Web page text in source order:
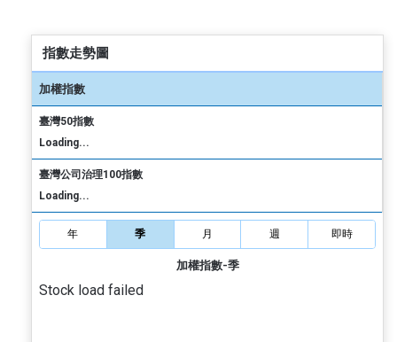
指數走勢圖
加權指數
臺灣50指數
Loading...
臺灣公司治理100指數
Loading...
年 季 月 週 即時
加權指數-季
Stock load failed